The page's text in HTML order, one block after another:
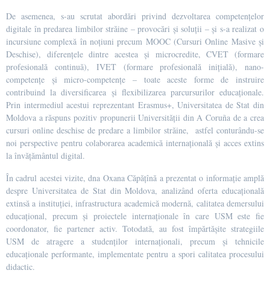
De asemenea, s-au scrutat abordări privind dezvoltarea competențelor
digitale în predarea limbilor străine – provocări și soluții – și s-a realizat o
incursiune complexă în noțiuni precum MOOC (Cursuri Online Masive și
Deschise), diferențele dintre acestea și microcredite, CVET (formare
profesională continuă), IVET (formare profesională inițială), nano-
competențe și micro-competențe – toate aceste forme de instruire
contribuind la diversificarea și flexibilizarea parcursurilor educaționale.
Prin intermediul acestui reprezentant Erasmus+, Universitatea de Stat din
Moldova a răspuns pozitiv propunerii Universității din A Coruña de a crea
cursuri online deschise de predare a limbilor străine,
astfel conturându-se
noi perspective pentru colaborarea academică internațională și acces extins
la învățământul digital.
În cadrul acestei vizite, dna Oxana Căpățînă a prezentat o informație amplă
despre Universitatea de Stat din Moldova, analizând oferta educațională
extinsă a instituției, infrastructura academică modernă, calitatea demersului
educațional, precum și proiectele internaționale în care USM este fie
coordonator, fie partener activ. Totodată, au fost împărtășite strategiile
USM de atragere a studenților internaționali, precum și tehnicile
educaționale performante, implementate pentru a spori calitatea procesului
didactic.